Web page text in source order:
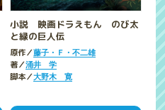
小説 映画ドラえもん のび太
と緑の巨人伝
原作／藤子・Ｆ・不二雄
著／涌井 学
脚本／大野木 寛